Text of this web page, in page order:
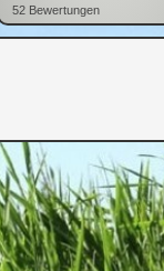
52 Bewertungen